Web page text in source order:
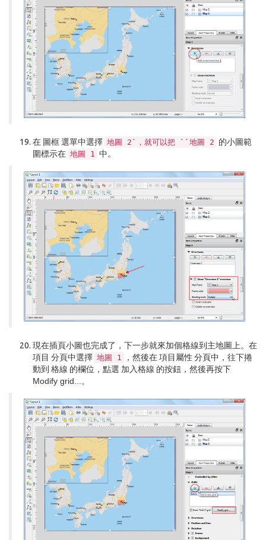
在 圖框選單中選擇 地圖 2`，就可以把 ``地圖 2 的小圖範
圍標示在 地圖 1 中。
現在插頁小圖也完成了，下一步就來加個格線到主地圖上。在
項目 分頁中選擇 地圖 1 ，然後在項目屬性 分頁中，往下捲
動到 格線 的欄位，點選 加入格線 的按鈕，然後再按下
Modify grid...
。